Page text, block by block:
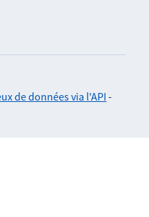
de données via l'API -